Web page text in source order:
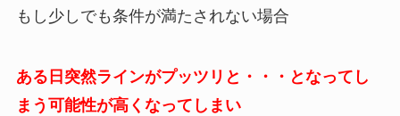
もし少しでも条件が満たされない場合
ある日突然ラインがプッツリと・・・となってし
まう可能性が高くなってしまい